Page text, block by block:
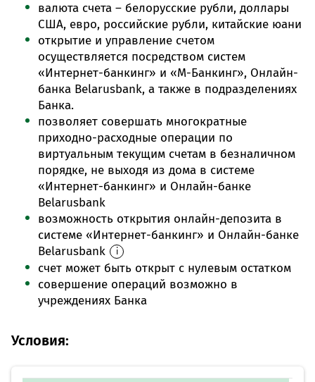
валюта счета – белорусские рубли, доллары
США, евро, российские рубли, китайские юани
открытие и управление счетом
осуществляется посредством систем
«Интернет-банкинг» и «М-Банкинг», Онлайн-
банка Belarusbank, а также в подразделениях
Банка.
позволяет совершать многократные
приходно-расходные операции по
виртуальным текущим счетам в безналичном
порядке, не выходя из дома в системе
«Интернет-банкинг» и Онлайн-банке
Belarusbank
возможность открытия онлайн-депозита в
системе «Интернет-банкинг» и Онлайн-банке
Belarusbank
i
счет может быть открыт с нулевым остатком
совершение операций возможно в
учреждениях Банка
Условия: